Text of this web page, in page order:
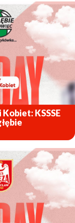
Kobiet: KSSSE
ZOBACZ